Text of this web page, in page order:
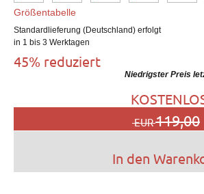
Größentabelle
Standardlieferung (Deutschland) erfolgt
in 1 bis 3 Werktagen
45% reduziert
Niedrigster Preis
EUR119,00